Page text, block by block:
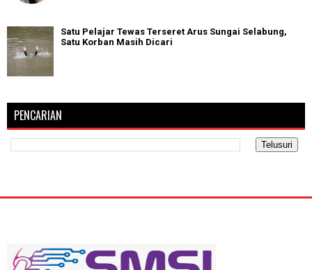
Satu Pelajar Tewas Terseret Arus Sungai Selabung,
Satu Korban Masih Dicari
PENCARIAN